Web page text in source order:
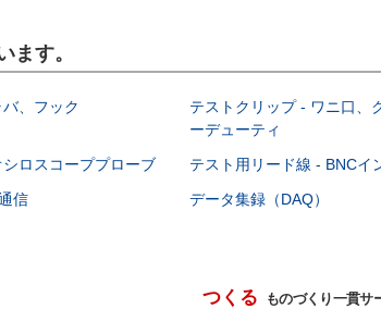
ます。
、フック
テストクリップ - ワニ口、
ーデューティ
ロスコーププローブ テスト用リード線 - BNCイ
信 データ集録（DAQ）
つくる ものづくり一貫サ